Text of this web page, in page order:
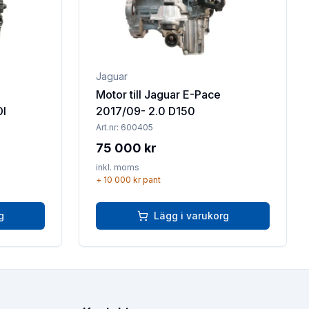
Jaguar
Motor till Jaguar E-Pace
2017/09- 2.0 D150
Art.nr: 600405
75 000 kr
inkl. moms
+ 10 000 krpant
Lägg i varukorg